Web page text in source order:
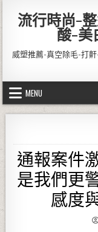
流行時尚-
酸-美
威塑推薦-真空除毛-打
MENU
通報案件
是我們更
感度